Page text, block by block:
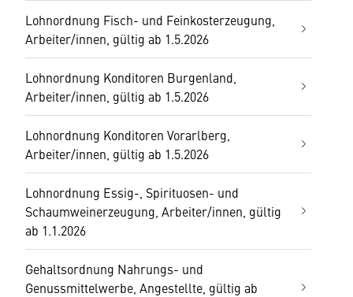
Lohnordnung Fisch- und Feinkosterzeugung,
Arbeiter/innen, gültig ab 1.5.2026
Lohnordnung Konditoren Burgenland,
Arbeiter/innen, gültig ab 1.5.2026
Lohnordnung Konditoren Vorarlberg,
Arbeiter/innen, gültig ab 1.5.2026
Lohnordnung Essig-, Spirituosen- und
Schaumweinerzeugung, Arbeiter/innen, gültig
ab 1.1.2026
Gehaltsordnung Nahrungs- und
Genussmittelwerbe, Angestellte, gültig ab